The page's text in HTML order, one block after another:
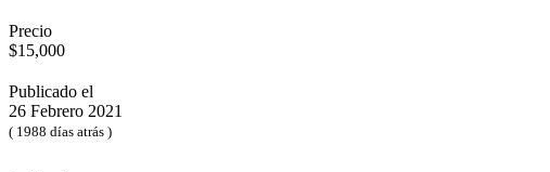
Precio
$15,000
Publicado el
26 Febrero 2021
( 1988 días atrás )